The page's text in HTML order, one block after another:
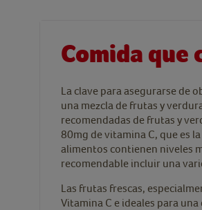
Comida que
La clave para asegurarse de
una mezcla de frutas y
recomendadas de frutas y
80mg de vitamina C, que es
alimentos contienen niveles
recomendable incluir una
Las frutas frescas,
Vitamina C e ideales para